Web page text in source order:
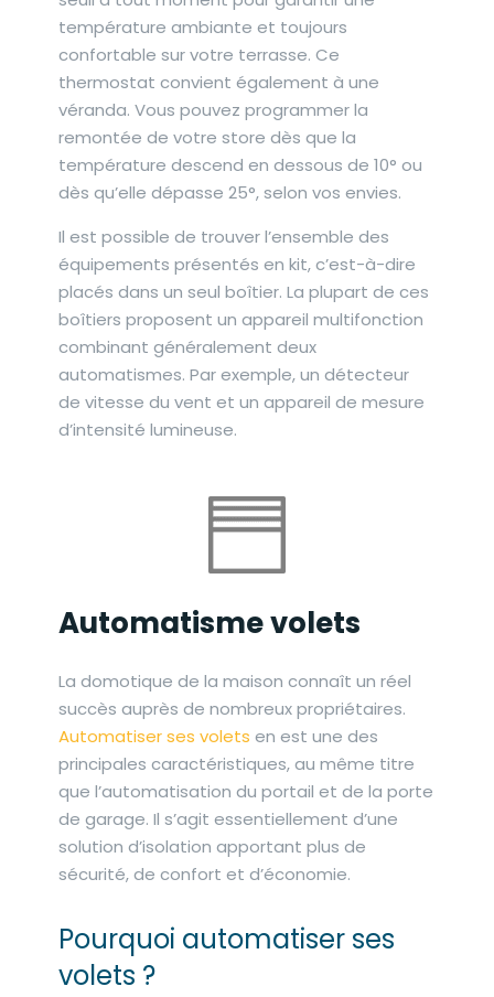
température ambiante et toujours
confortable sur votre terrasse. Ce
thermostat convient également à une
véranda. Vous pouvez programmer la
remontée de votre store dès que la
température descend en dessous de 10° ou
dès qu’elle dépasse 25°, selon vos envies.
Il est possible de trouver l’ensemble des
équipements présentés en kit, c’est-à-dire
placés dans un seul boîtier. La plupart de ces
boîtiers proposent un appareil multifonction
combinant généralement deux
automatismes. Par exemple, un détecteur
de vitesse du vent et un appareil de mesure
d’intensité lumineuse.
Automatisme volets
La domotique de la maison connaît un réel
succès auprès de nombreux propriétaires.
Automatiser ses volets en est une des
principales caractéristiques, au même titre
que l’automatisation du portail et de la porte
de garage. Il s’agit essentiellement d’une
solution d’isolation apportant plus de
sécurité, de confort et d’économie.
Pourquoi automatiser ses
volets ?